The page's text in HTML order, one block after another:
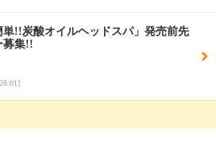
単!!炭酸オイルヘッドスパ」発売前先
募集!!